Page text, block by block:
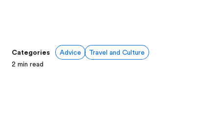
Categories Advice
Travel and Culture
2 min read